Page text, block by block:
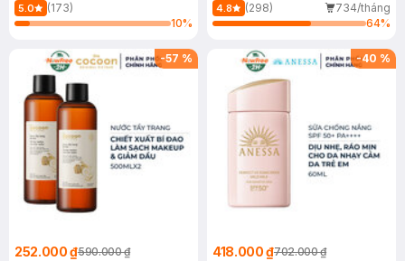
150ml
5.0
(173)
10%
4.8 (298)
734/tháng
64%
-57 %
252.000 ₫590.000 ₫
-40 %
418.000 ₫702.000 ₫